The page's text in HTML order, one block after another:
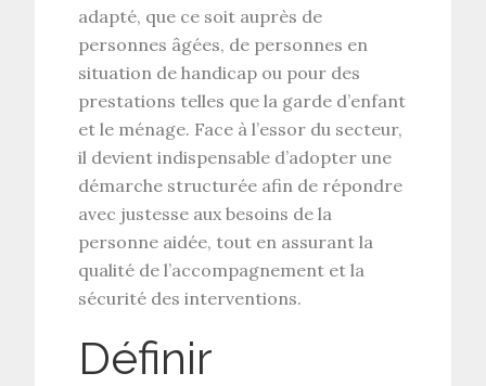
adapté, que ce soit auprès de
personnes âgées, de personnes en
situation de handicap ou pour des
prestations telles que la garde d’enfant
et le ménage. Face à l’essor du secteur,
il devient indispensable d’adopter une
démarche structurée afin de répondre
avec justesse auxbesoins de la
personne aidée, tout en assurant la
qualité de l’accompagnement et la
sécurité des interventions.
Définir